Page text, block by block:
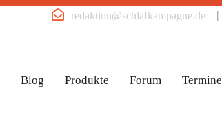
|
redaktion@schlafkampagne.de
Blog Produkte Forum Termine